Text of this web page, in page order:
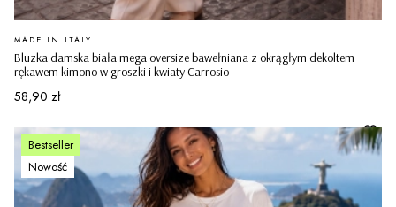
Bluzka damska biała mega oversize bawełniana z okrągłym dekoltem
rękawem kimono w groszki i kwiaty Carrosio
PRODUCENT
MADE IN ITALY
Cena
58,90 zł
Bestseller
Nowość